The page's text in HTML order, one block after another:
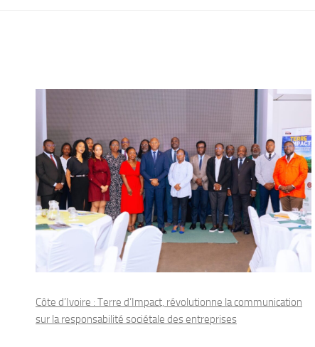
Côte d’Ivoire : Terre d’Impact, révolutionne la communication
sur la responsabilité sociétale des entreprises